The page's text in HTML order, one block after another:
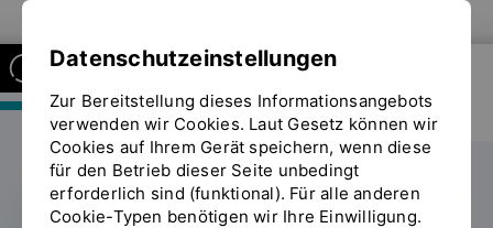
FAKULTÄT MASCHINENBAU
Datenschutzeinstellungen
Zur Bereitstellung dieses Informationsangebots
verwenden wir Cookies. Laut Gesetz können wir
Cookies auf Ihrem Gerät speichern, wenn diese
für den Betrieb dieser Seite unbedingt
erforderlich sind (funktional). Für alle anderen
Cookie-Typen benötigen wir Ihre Einwilligung.